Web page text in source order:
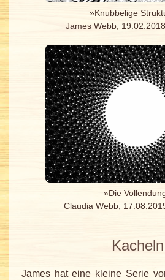
»Knubbelige
James Webb,
»Die
Claudia Webb,
Kacheln
James hat eine kleine Serie